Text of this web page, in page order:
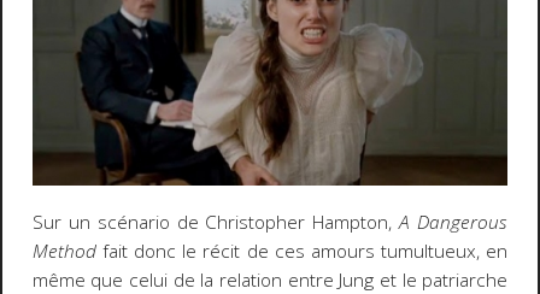
Sur un scénario de Christopher Hampton,A Dangerous
Methodfait donc le récit de ces amours tumultueux, en
même que celui de la relation entre Jung et le patriarche